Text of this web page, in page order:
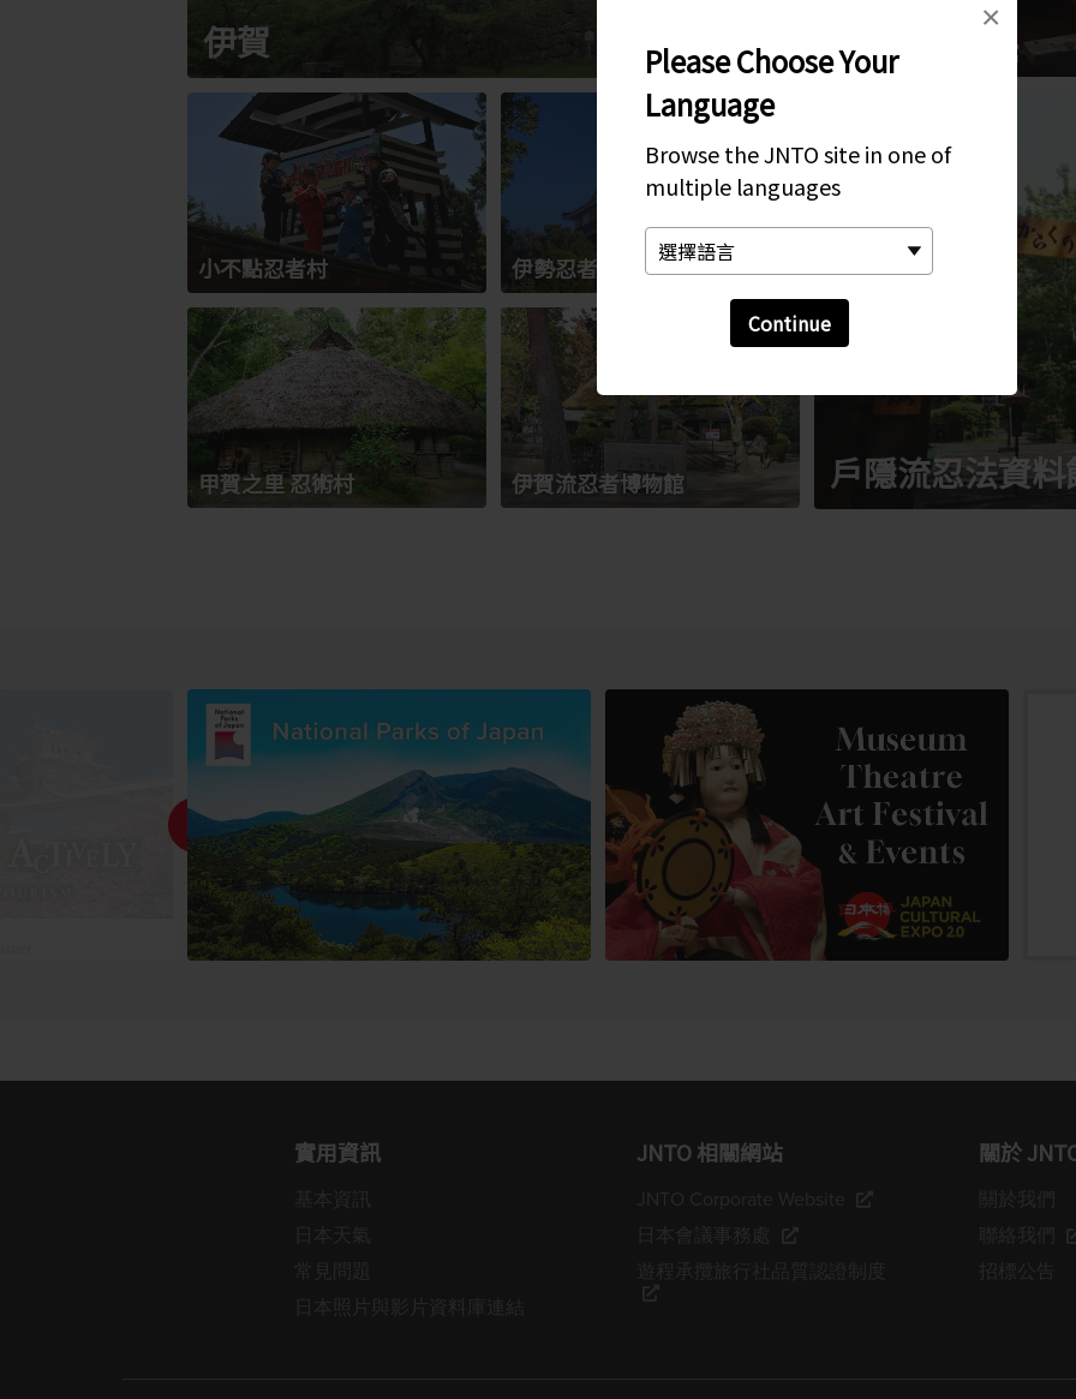
Please Choose Your
Language
Browse the JNTO site in one of
multiple languages
Continue
×
伊賀 備前長船刀劍博物館
戶隱流忍法資料
小不點忍者村 伊勢忍者王国
甲賀之里 忍術村 伊賀流忍者博物館
實用資訊 JNTO 相關網站 關於